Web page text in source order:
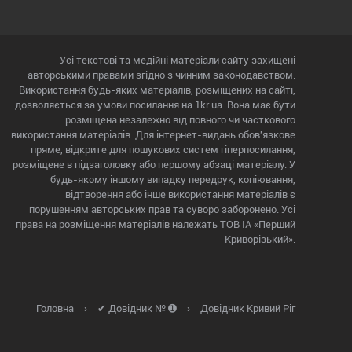
Усі текстові та медійні матеріали сайту захищені
авторськими правами згідно з чинним законодавством.
Використання будь-яких матеріалів, розміщених на сайті,
дозволяється за умови посилання на 1kr.ua. Вона має бути
розміщена незалежно від повного чи часткового
використання матеріалів. Для інтернет-видань обов'язкове
пряме, відкрите для пошукових систем гіперпосилання,
розміщене в підзаголовку або першому абзаці матеріалу. У
будь-якому іншому випадку передрук, копіювання,
відтворення або інше використання матеріалів є
порушенням авторських прав та суворо заборонено. Усі
права на розміщення матеріалів належать ТОВ ІА «Перший
Криворізький».
Головна › ✔ Довідник № ➊ › Довідник Кривий Ріг